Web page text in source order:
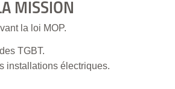
MISSION
la loi MOP.
TGBT.
installations électriques.